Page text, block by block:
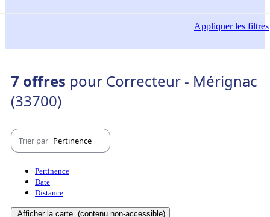
Appliquerles filtres
7 offres pour Correcteur - Mérignac
(33700)
Trier par Pertinence
Pertinence
Date
Distance
Afficher la carte (contenu non-accessible)